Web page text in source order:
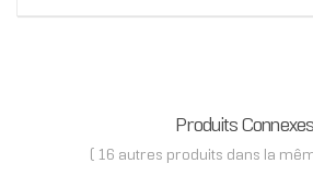
Produits Connexes
( 16 autres produits dans la